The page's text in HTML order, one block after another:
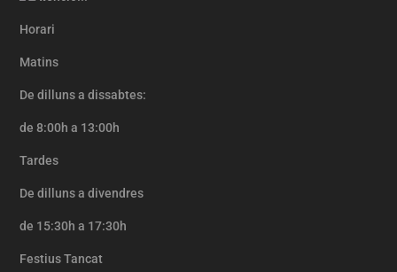
Horari
Matins
De dilluns a dissabtes:
de 8:00h a 13:00h
Tardes
De dilluns a divendres
de 15:30h a 17:30h
Festius Tancat